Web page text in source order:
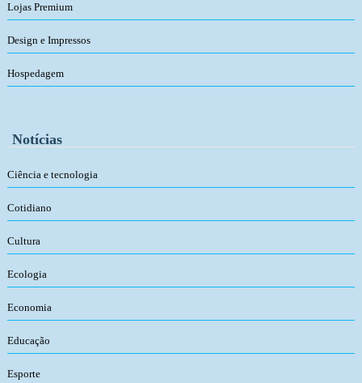
Lojas Premium
Design e Impressos
Hospedagem
Notícias
Ciência e tecnologia
Cotidiano
Cultura
Ecologia
Economia
Educação
Esporte